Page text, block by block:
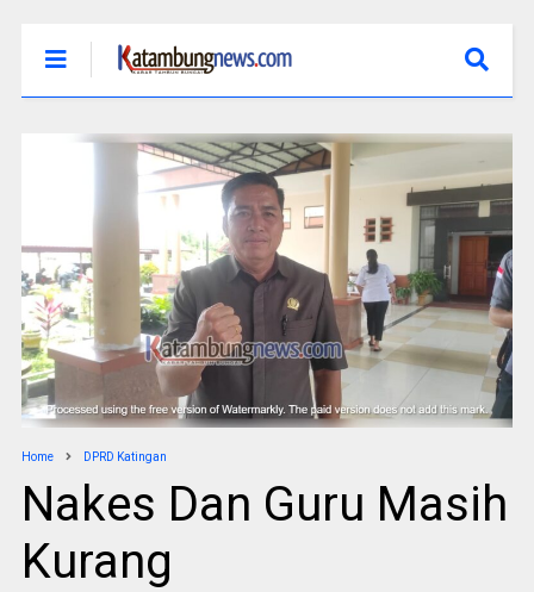
Home DPRD Katingan
Nakes Dan Guru Masih
Kurang